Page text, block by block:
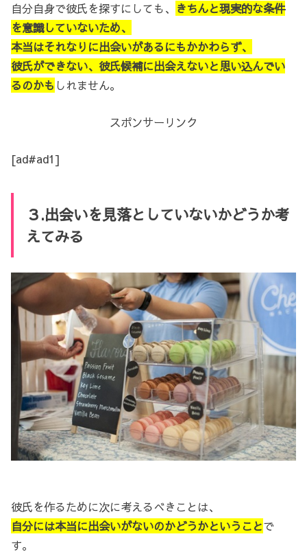
自分自身で彼氏を探すにしても、
きちんと現実的な条件
を意識していないため、
本当はそれなりに出会いがあるにもかかわらず、
彼氏ができない、彼氏候補に出会えないと思い込んでい
るのかも しれません。
スポンサーリンク
[ad#ad1]
３.出会いを見落としていないかどうか考
えてみる
彼氏を作るために次に考えるべきことは、
自分には本当に出会いがないのかどうかということで
す。